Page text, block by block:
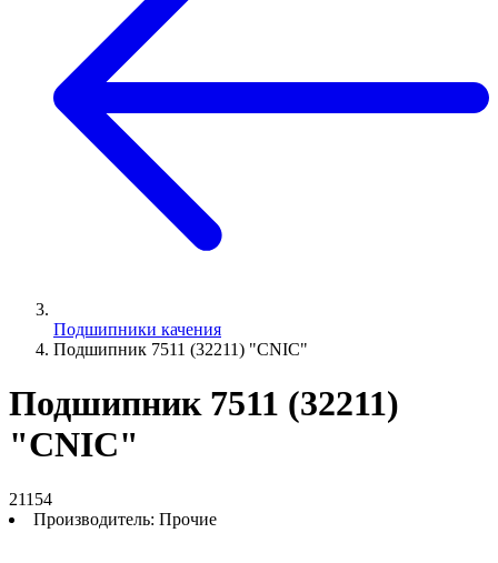
Подшипники качения
Подшипник 7511 (32211) "CNIC"
Подшипник 7511 (32211)
"CNIC"
21154
Производитель: Прочие